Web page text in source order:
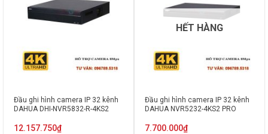
Đầu ghi hình camera IP 32 kênh
DAHUA DHI-NVR5832-R-4KS2
12.157.750₫
HẾT HÀNG
Đầu ghi hình camera IP 32 kênh
DAHUA NVR5232-4KS2 PRO
7.700.000₫